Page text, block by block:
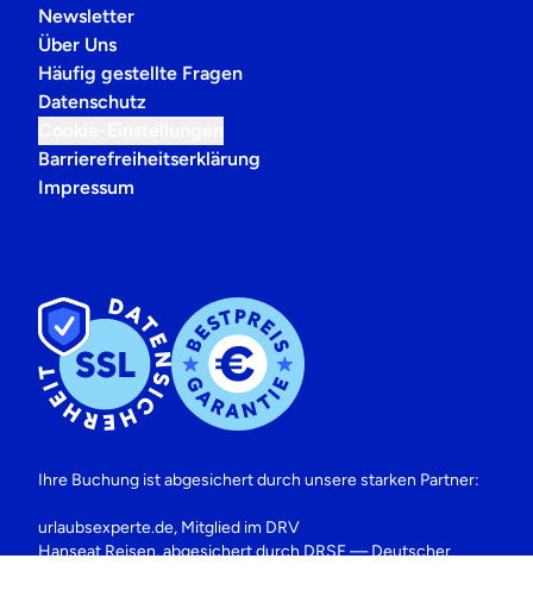
Newsletter
Über Uns
Häufig gestellte Fragen
Datenschutz
Barrierefreiheitserklärung
Impressum
Ihre Buchung ist abgesichert durch unsere starken Partner:
urlaubsexperte.de, Mitglied im DRV
Hanseat Reisen, abgesichert durch DRSF — Deutscher